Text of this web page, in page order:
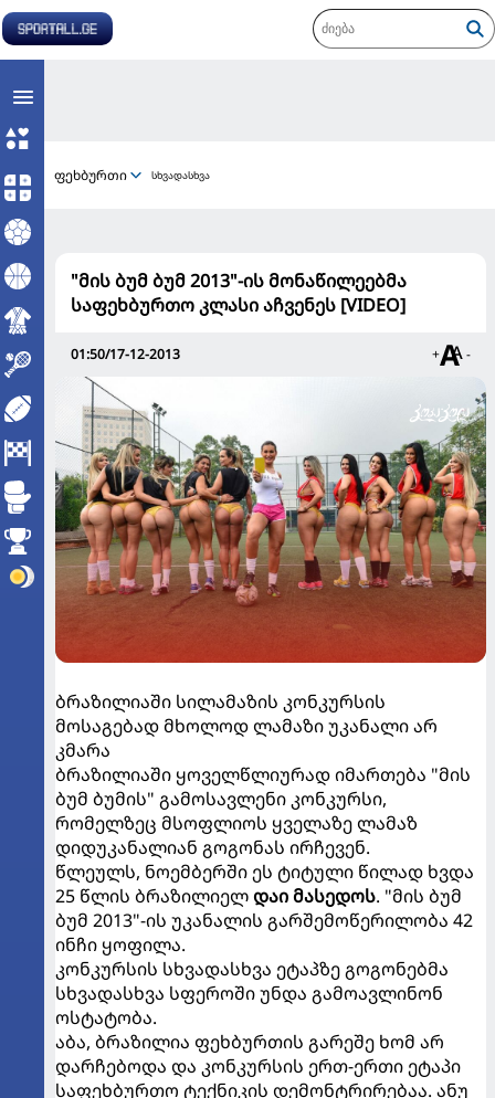
ფეხბურთი სხვადასხვა
"მის ბუმ ბუმ 2013"-ის მონაწილეებმა
საფეხბურთო კლასი აჩვენეს [VIDEO]
01:50/17-12-2013 + -
ბრაზილიაში სილამაზის კონკურსის
მოსაგებად მხოლოდ ლამაზი უკანალი არ
კმარა
ბრაზილიაში ყოველწლიურად იმართება "მის
ბუმ ბუმის" გამოსავლენი კონკურსი,
რომელზეც მსოფლიოს ყველაზე ლამაზ
დიდუკანალიან გოგონას ირჩევენ.
წლეულს, ნოემბერში ეს ტიტული წილად ხვდა
25 წლის ბრაზილიელდაი მასედოს. "მის ბუმ
ბუმ 2013"-ის უკანალის გარშემოწერილობა 42
ინჩი ყოფილა.
კონკურსის სხვადასხვა ეტაპზე გოგონებმა
სხვადასხვა სფეროში უნდა გამოავლინონ
ოსტატობა.
აბა, ბრაზილია ფეხბურთის გარეშე ხომ არ
დარჩებოდა და კონკურსის ერთ-ერთი ეტაპი
საფეხბურთო ტექნიკის დემონტრირებაა. ანუ